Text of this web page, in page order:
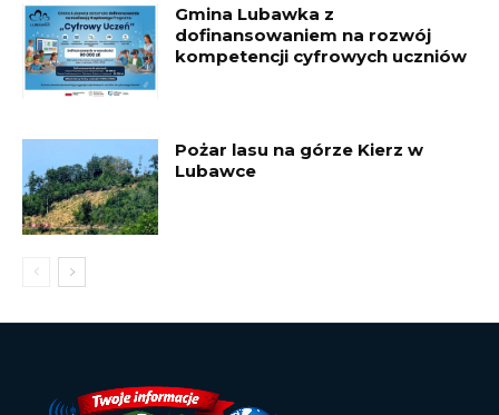
Gmina Lubawka z
dofinansowaniem na rozwój
kompetencji cyfrowych uczniów
Pożar lasu na górze Kierz w
Lubawce